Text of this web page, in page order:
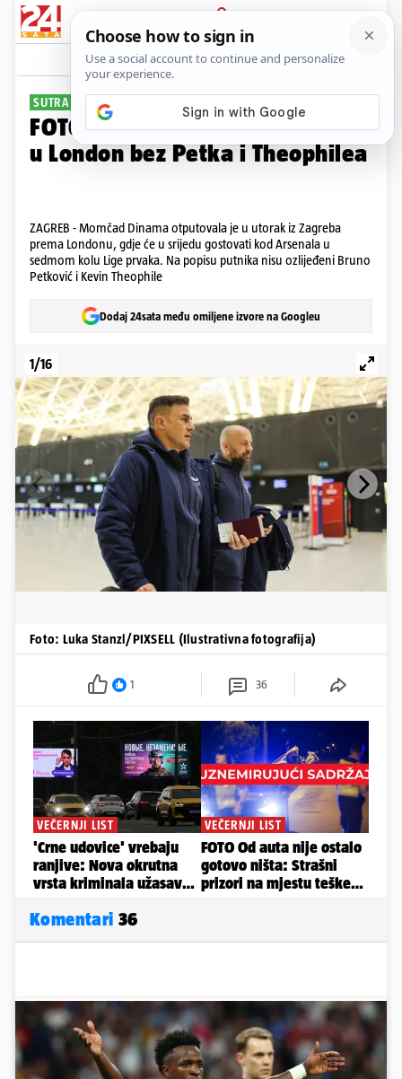
PRIJAVA
Galerija Komentari
SUTRA PROTIV ARSENALA
FOTO Cannavaro poveo Dinamo
u London bez Petka i Theophilea
ZAGREB - Momčad Dinama otputovala je u utorak iz Zagreba
prema Londonu, gdje će u srijedu gostovati kod Arsenala u
sedmom kolu Lige prvaka. Na popisu putnika nisu ozlijeđeni Bruno
Petković i Kevin Theophile
Dodaj 24sata među omiljene izvore na Googleu
1/16
Foto: Luka Stanzl/PIXSELL (Ilustrativna fotografija)
1 36
Komentari 36